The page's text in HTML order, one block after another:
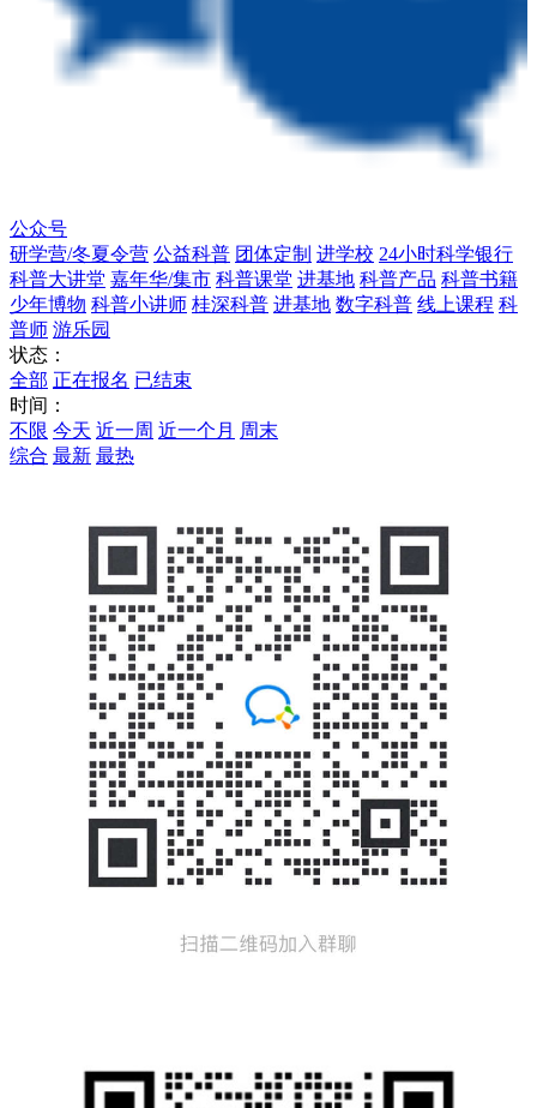
公众号
研学营/冬夏令营 公益科普 团体定制 进学校 24小时科学银行
科普大讲堂 嘉年华/集市 科普课堂 进基地 科普产品 科普书籍
少年博物 科普小讲师 桂深科普 进基地 数字科普 线上课程 科
普师 游乐园
状态：
全部 正在报名 已结束
时间：
不限 今天 近一周 近一个月 周末
综合 最新 最热